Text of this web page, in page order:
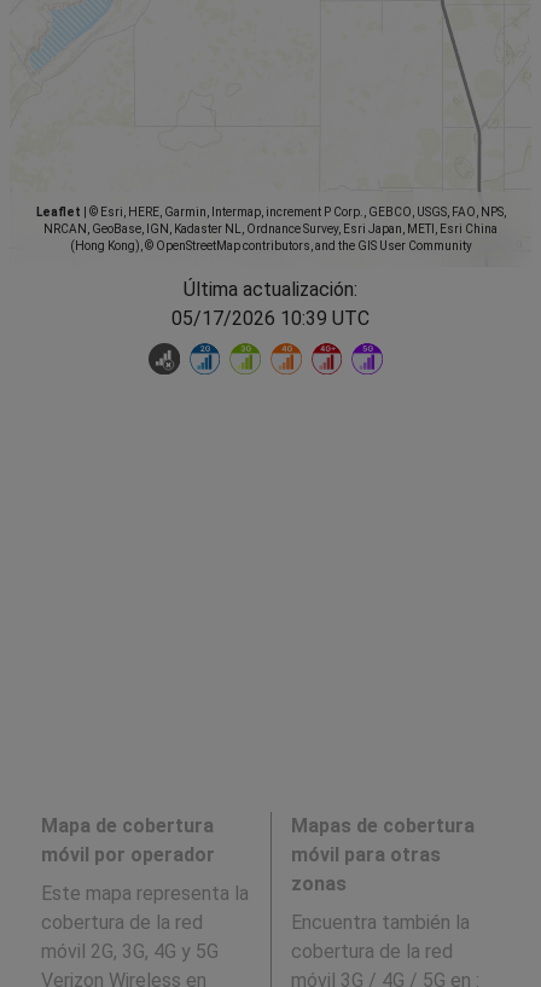
Leaflet
© Esri, HERE, Garmin, Intermap, increment P Corp., GEBCO, USGS, FAO, NPS,
NRCAN, GeoBase, IGN, Kadaster NL, Ordnance Survey, Esri Japan, METI, Esri China
(Hong Kong), © OpenStreetMap contributors, and the GIS User Community
Última actualización:
05/17/2026 10:39 UTC
Mapa de cobertura
móvil por operador
Este mapa representa la
cobertura de la red
móvil 2G, 3G, 4G y 5G
Verizon Wireless en
Mapas de cobertura
móvil para otras
zonas
Encuentra también la
cobertura de la red
móvil 3G / 4G / 5G en :